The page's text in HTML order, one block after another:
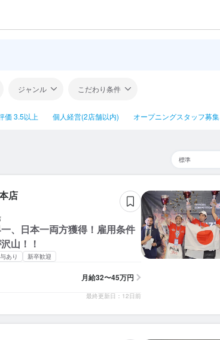
ジャンル こだわり条件
価 3.5以上 個人経営(2店舗以内) オープニングスタッフ募集
店
、日本一両方獲得！雇用条件
山！！
あり 新卒歓迎
月給32〜45万円
最終更新日：12日前